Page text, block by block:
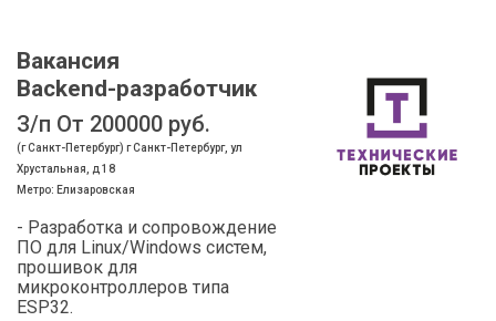
Вакансия
Backend-разработчик
З/п От 200000 руб.
(г Санкт-Петербург) г Санкт-Петербург, ул
Хрустальная, д 18
Метро: Елизаровская
- Разработка и сопровождение
ПО для Linux/Windows систем,
прошивок для
микроконтроллеров типа
ESP32.